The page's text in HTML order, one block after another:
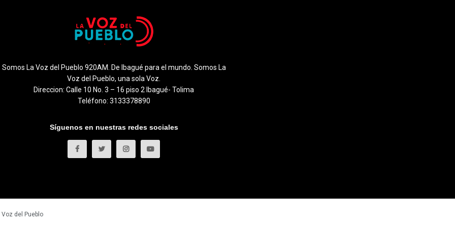
Somos La Voz del Pueblo 920AM. De Ibagué para el mundo. Somos La
Voz del Pueblo, una sola Voz.
Direccion: Calle 10 No. 3 – 16 piso 2 Ibagué- Tolima
Teléfono: 3133378890
Síguenos en nuestras redes sociales
Voz del Pueblo